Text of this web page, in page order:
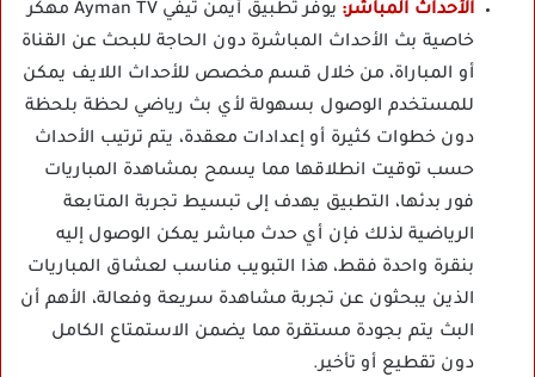
الأحداث المباشر:
يوفر تطبيق أيمن تيفي Ayman TV مهكر
خاصية بث الأحداث المباشرة دون الحاجة للبحث عن القناة
أو المباراة، من خلال قسم مخصص للأحداث اللايف يمكن
للمستخدم الوصول بسهولة لأي بث رياضي لحظة بلحظة
دون خطوات كثيرة أو إعدادات معقدة، يتم ترتيب الأحداث
حسب توقيت انطلاقها مما يسمح بمشاهدة المباريات
فور بدئها، التطبيق يهدف إلى تبسيط تجربة المتابعة
الرياضية لذلك فإن أي حدث مباشر يمكن الوصول إليه
بنقرة واحدة فقط، هذا التبويب مناسب لعشاق المباريات
الذين يبحثون عن تجربة مشاهدة سريعة وفعالة، الأهم أن
البث يتم بجودة مستقرة مما يضمن الاستمتاع الكامل
دون تقطيع أو تأخير.